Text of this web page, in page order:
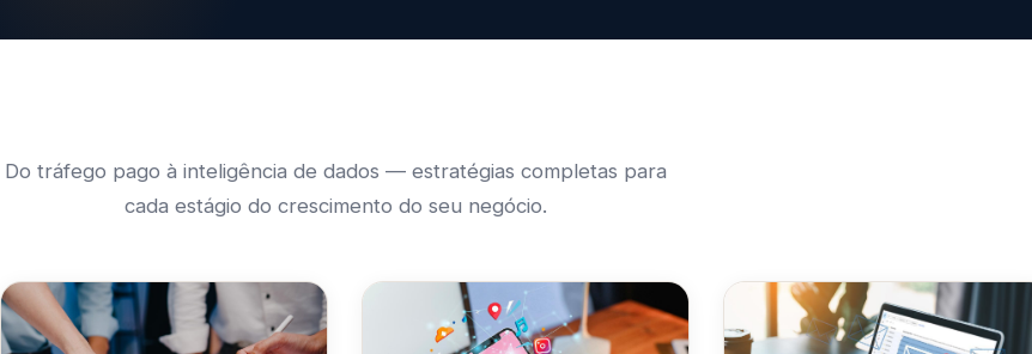
Do tráfego pago à inteligência de dados — estratégias completas para
cada estágio do crescimento do seu negócio.